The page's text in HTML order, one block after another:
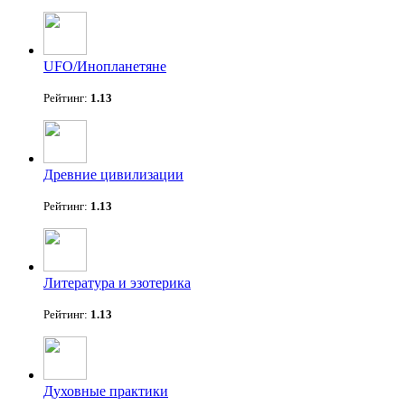
UFO/Инопланетяне
Рейтинг: 1.13
Древние цивилизации
Рейтинг: 1.13
Литература и эзотерика
Рейтинг: 1.13
Духовные практики